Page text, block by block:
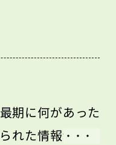
期に何があった
れた情報から亡